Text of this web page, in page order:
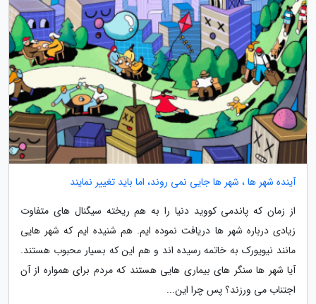
آینده شهر ها ، شهر ها جایی نمی روند، اما باید تغییر نمایند
از زمان که پاندمی کووید دنیا را به هم ریخته سیگنال های متفاوت
زیادی درباره شهر ها دریافت نموده ایم. هم شنیده ایم که شهر هایی
مانند نیویورک به خاتمه رسیده اند و هم این که بسیار محبوب هستند.
آیا شهر ها سنگر های بیماری هایی هستند که مردم برای همواره از آن
اجتناب می ورزند؟ پس چرا این...